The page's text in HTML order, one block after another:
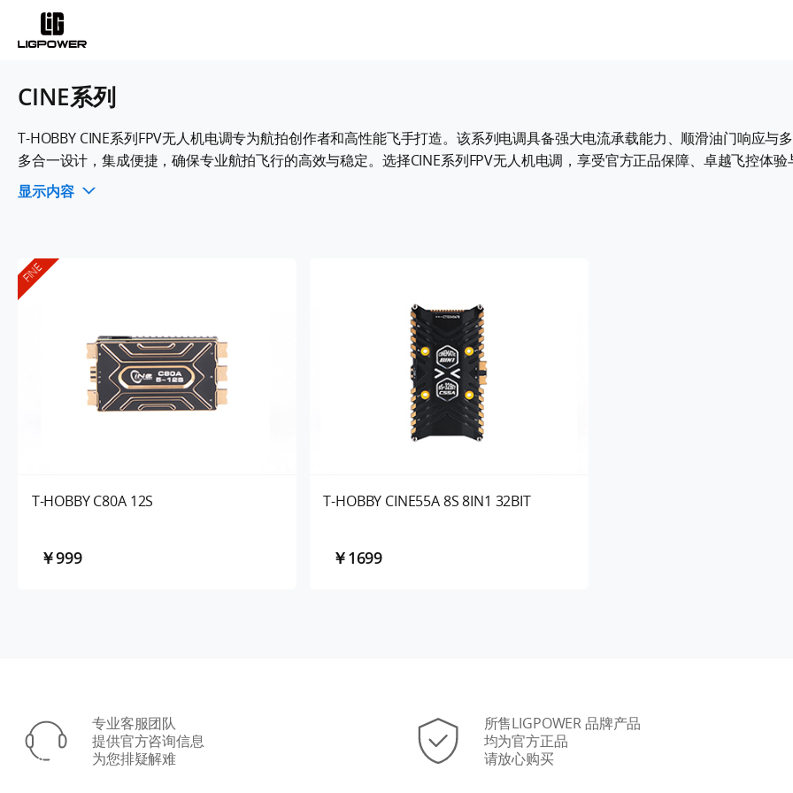
CINE系列
T-HOBBY CINE系列FPV无人机电调专为航拍创作者和高性能飞手打造。该系列电调具备强大电流承载能力、顺滑油门响应与
多合一设计，集成便捷，确保专业航拍飞行的高效与稳定。选择CINE系列FPV无人机电调，享受官方正品保障、卓越飞控体验
显示内容
FINE
T-HOBBY C80A 12S
￥999
T-HOBBY CINE55A 8S 8IN1 32BIT
￥1699
专业客服团队
提供官方咨询信息
为您排疑解难
所售LIGPOWER 品牌产品
均为官方正品
请放心购买